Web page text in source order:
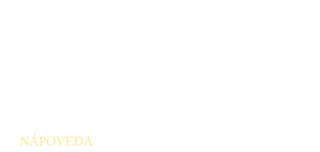
NÁPOVEDA